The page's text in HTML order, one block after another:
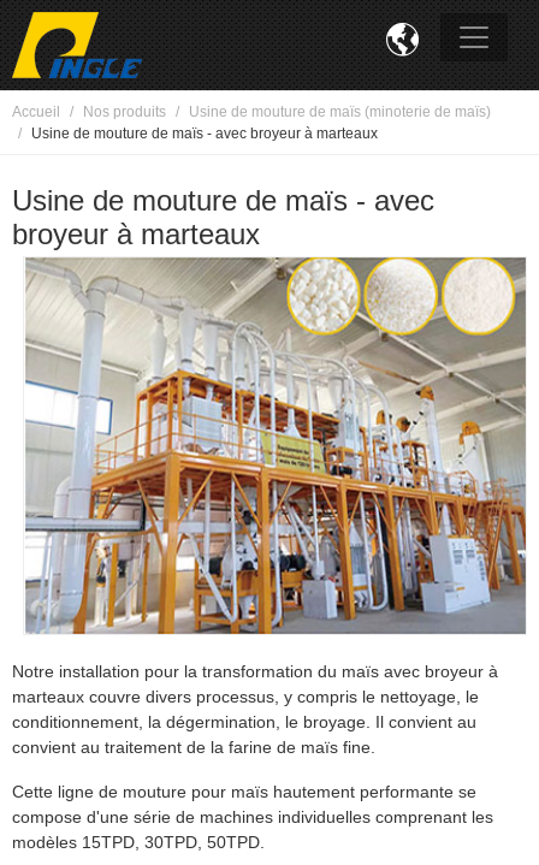

Accueil Nos produits
Usine de mouture de maïs (minoterie de maïs)
Usine de mouture de maïs - avec broyeur à marteaux
Usine de mouture de maïs - avec
broyeur à marteaux
Notre installation pour la transformation du maïs avec broyeur à
marteaux couvre divers processus, y compris le nettoyage, le
conditionnement, la dégermination, le broyage. Il convient au
convient au traitement de la farine de maïs fine.
Cette ligne de mouture pour maïs hautement performante se
compose d'une série de machines individuelles comprenant les
modèles 15TPD, 30TPD, 50TPD.